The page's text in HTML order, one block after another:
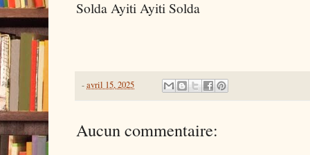
Solda Ayiti Ayiti Solda
-avril 15, 2025
Aucun commentaire: